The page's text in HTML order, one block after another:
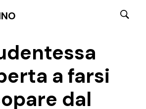
a farsi
dal